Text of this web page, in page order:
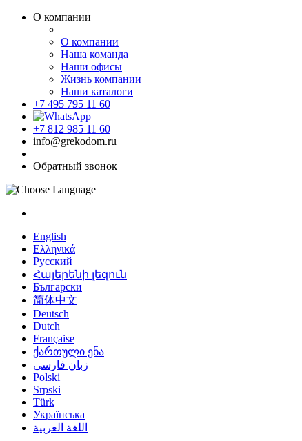
О компании
О компании
Наша команда
Наши офисы
Жизнь компании
Наши каталоги
+7 495 795 11 60
+7 812 985 11 60
info@grekodom.ru
Обратный звонок
English
Ελληνικά
Русский
Հայերենի լեզուն
Български
简体中文
Deutsch
Dutch
Française
ქართული ენა
زبان فارسی
Polski
Srpski
Türk
Українська
اللغة العربية